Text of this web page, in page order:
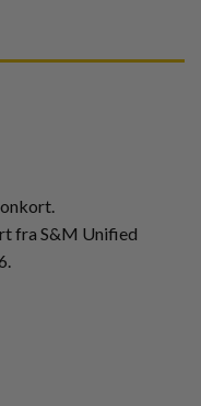
fra S&M Unified